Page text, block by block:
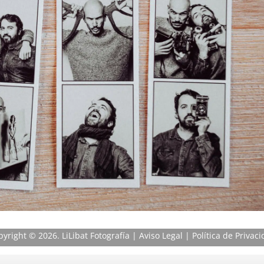
© 2026. LiLibat Fotografía | Aviso Legal | Política de